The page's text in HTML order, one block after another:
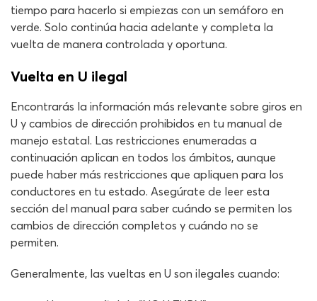
tiempo para hacerlo si empiezas con un semáforo en
verde. Solo continúa hacia adelante y completa la
vuelta de manera controlada y oportuna.
Vuelta en U ilegal
Encontrarás la información más relevante sobre giros en
U y cambios de dirección prohibidos en tu manual de
manejo estatal. Las restricciones enumeradas a
continuación aplican en todos los ámbitos, aunque
puede haber más restricciones que apliquen para los
conductores en tu estado. Asegúrate de leer esta
sección del manual para saber cuándo se permiten los
cambios de dirección completos y cuándo no se
permiten.
Generalmente, las vueltas en U son ilegales cuando: